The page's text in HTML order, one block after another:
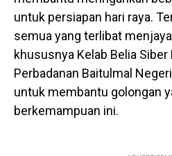
untuk persiapan hari raya.
semua yang terlibat
khususnya Kelab Belia Siber
Perbadanan Baitulmal
untuk membantu golongan
berkemampuan ini.